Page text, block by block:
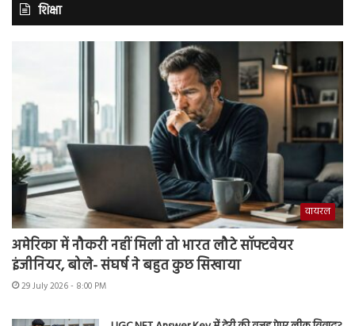
शिक्षा
वायरल
अमेरिका में नौकरी नहीं मिली तो भारत लौटे सॉफ्टवेयर
इंजीनियर, बोले- संघर्ष ने बहुत कुछ सिखाया
29 July 2026 - 8:00 PM